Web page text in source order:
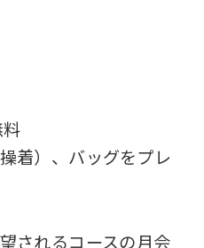
着）、バッグをプレ
されるコースの月会
The
translation
from